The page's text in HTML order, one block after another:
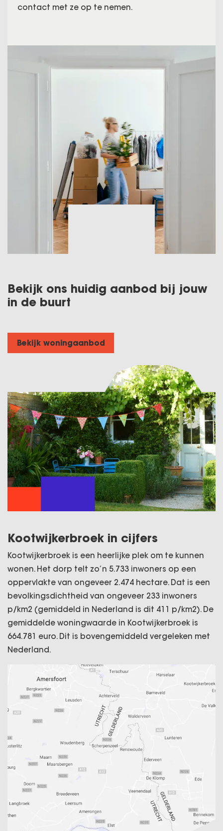
contact met ze op te nemen.
Bekijk ons huidig aanbod bij jouw
in de buurt
Bekijk woningaanbod
Kootwijkerbroek in cijfers
Kootwijkerbroek is een heerlijke plek om te kunnen
wonen. Het dorp telt zo’n 5.733 inwoners op een
oppervlakte van ongeveer 2.474 hectare. Dat is een
bevolkingsdichtheid van ongeveer 233 inwoners
p/km2 (gemiddeld in Nederland is dit 411 p/km2). De
gemiddelde woningwaarde in Kootwijkerbroek is
664.781 euro. Dit is bovengemiddeld vergeleken met
Nederland.